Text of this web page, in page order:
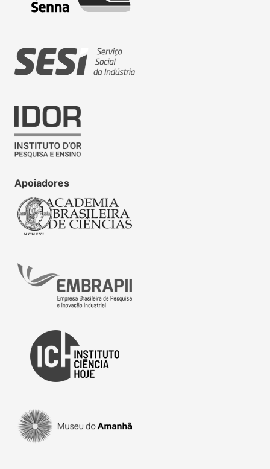
Apoiadores